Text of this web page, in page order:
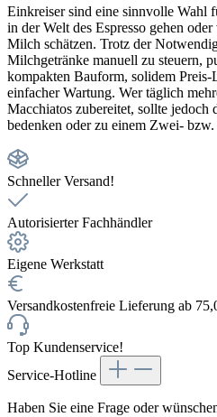
Einkreiser sind eine sinnvolle Wahl
in der Welt des Espresso gehen
Milch schätzen. Trotz der
Milchgetränke manuell zu steuern,
kompakten Bauform, solidem Preis-
einfacher Wartung. Wer täglich
Macchiatos zubereitet, sollte jedoch
bedenken oder zu einem Zwei-
Schneller Versand!
Autorisierter Fachhändler
Eigene Werkstatt
Versandkostenfreie Lieferung ab
Top Kundenservice!
Service-Hotline
Haben Sie eine Frage oder